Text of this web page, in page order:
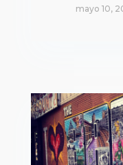
mayo 10,